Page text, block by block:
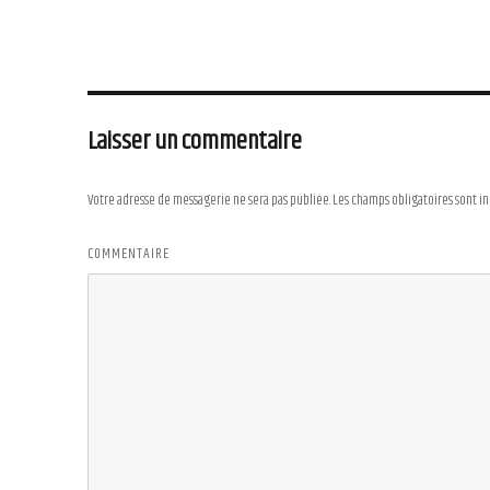
Laisser un commentaire
Votre adresse de messagerie ne sera pas publiée.Les champs obligatoires sont
COMMENTAIRE